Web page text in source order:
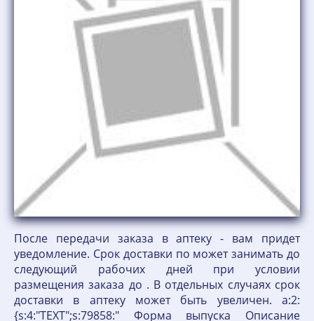
После передачи заказа в аптеку - вам придет
уведомление. Срок доставки по может занимать до
следующий рабочих дней при условии
размещения заказа до . В отдельных случаях срок
доставки в аптеку может быть увеличен. a:2:
{s:4:"TEXT";s:79858:" Форма выпуска Описание